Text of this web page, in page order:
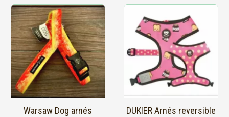
Warsaw Dog arnés
DUKIER Arnés reversible
Este
producto
tiene
múltiples
variantes.
Las
opciones
se
pueden
elegir
en